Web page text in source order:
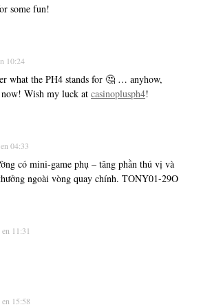
some fun!
10:24
what the PH4 stands for 🤔 … anyhow,
Wish my luck at casinoplusph4!
04:33
có mini-game phụ – tăng phần thú vị và
ngoài vòng quay chính. TONY01-29O
11:31
15:58